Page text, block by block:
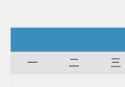
一
二 三